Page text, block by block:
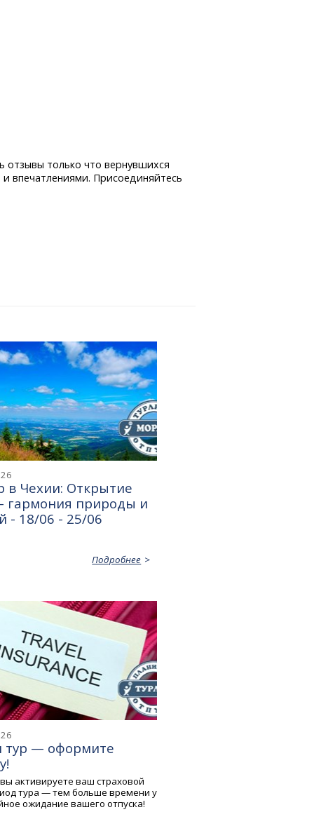
только что вернувшихся
впечатлениями. Присоединяйтесь
в Чехии: Открытие
гармония природы и
- 18/06 - 25/06
Подробнее
тур — оформите
активируете ваш страховой
тура — тем больше времени у
ожидание вашего отпуска!